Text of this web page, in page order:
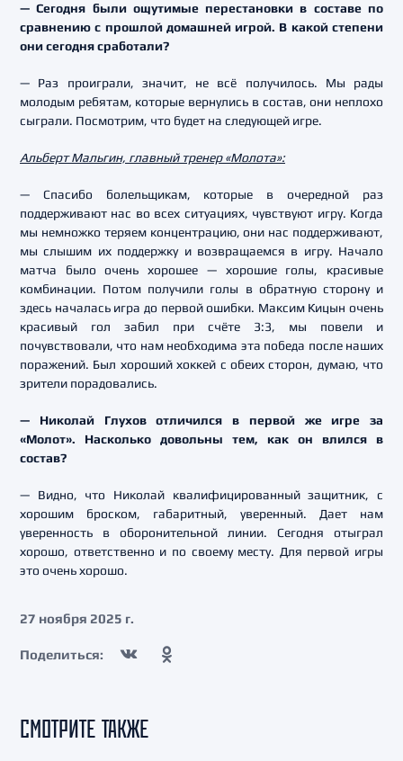
— Сегодня были ощутимые перестановки в составе по
сравнению с прошлой домашней игрой. В какой степени
они сегодня сработали?
— Раз проиграли, значит, не всё получилось. Мы рады
молодым ребятам, которые вернулись в состав, они неплохо
сыграли. Посмотрим, что будет на следующей игре.
Альберт Мальгин, главный тренер «Молота»:
— Спасибо болельщикам, которые в очередной раз
поддерживают нас во всех ситуациях, чувствуют игру. Когда
мы немножко теряем концентрацию, они нас поддерживают,
мы слышим их поддержку и возвращаемся в игру. Начало
матча было очень хорошее — хорошие голы, красивые
комбинации. Потом получили голы в обратную сторону и
здесь началась игра до первой ошибки. Максим Кицын очень
красивый гол забил при счёте 3:3, мы повели и
почувствовали, что нам необходима эта победа после наших
поражений. Был хороший хоккей с обеих сторон, думаю, что
зрители порадовались.
— Николай Глухов отличился в первой же игре за
«Молот». Насколько довольны тем, как он влился в
состав?
— Видно, что Николай квалифицированный защитник, с
хорошим броском, габаритный, уверенный. Дает нам
уверенность в оборонительной линии. Сегодня отыграл
хорошо, ответственно и по своему месту. Для первой игры
это очень хорошо.
27 ноября 2025 г.
Поделиться:
СМОТРИТЕ ТАКЖЕ